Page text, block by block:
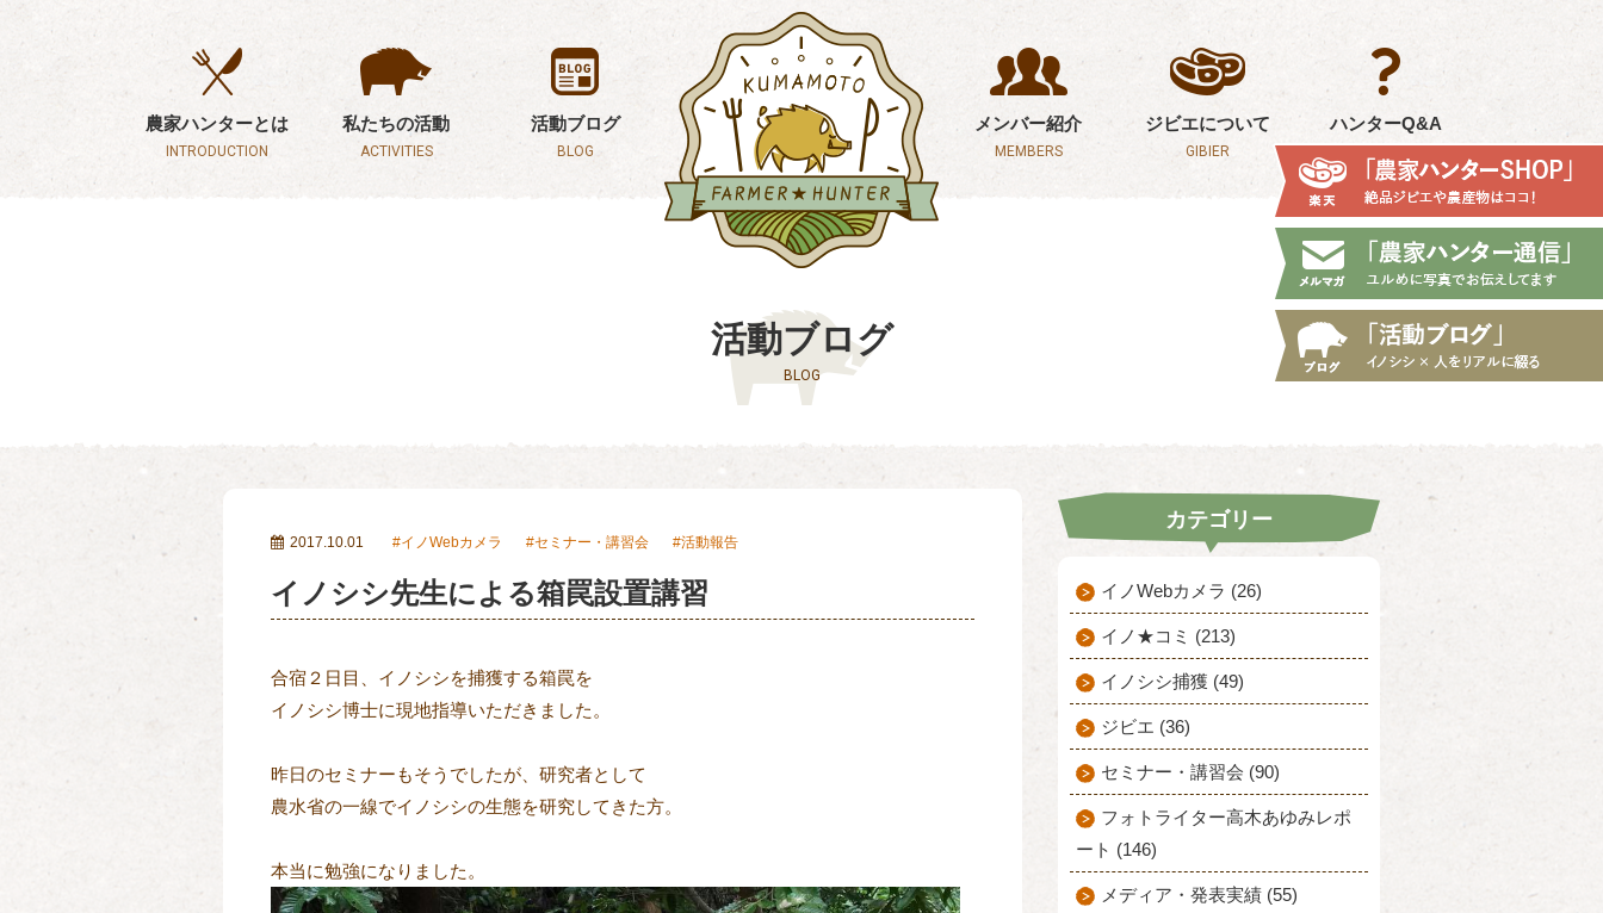
農家ハンターとは
INTRODUCTION
私たちの活動
ACTIVITIES
活動ブログ
BLOG
メンバー紹介
MEMBERS
ジビエについて
GIBIER
ハンターQ&A
活動ブログ
BLOG
2017.10.01 イノWebカメラ セミナー・講習会 活動報告
イノシシ先生による箱罠設置講習
合宿２日目、イノシシを捕獲する箱罠を
イノシシ博士に現地指導いただきました。
昨日のセミナーもそうでしたが、研究者として
農水省の一線でイノシシの生態を研究してきた方。
本当に勉強になりました。
カテゴリー
イノWebカメラ (26)
イノ★コミ (213)
イノシシ捕獲 (49)
ジビエ (36)
セミナー・講習会 (90)
フォトライター高木あゆみレポ
ート (146)
メディア・発表実績 (55)